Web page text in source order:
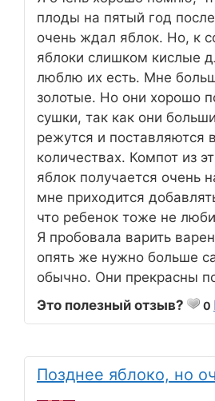
плоды на пятый год
очень ждал яблок. Но, к
яблоки слишком кислые
люблю их есть. Мне
золотые. Но они хорошо
сушки, так как они
режутся и поставляются
количествах. Компот из
яблок получается очень
мне приходится
что ребенок тоже не
Я пробовала варить
опять же нужно больше
обычно. Они прекрасны
Это полезный отзыв?
0
Позднее яблоко, но